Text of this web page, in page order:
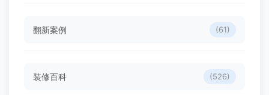
翻新案例 (61)
装修百科 (526)